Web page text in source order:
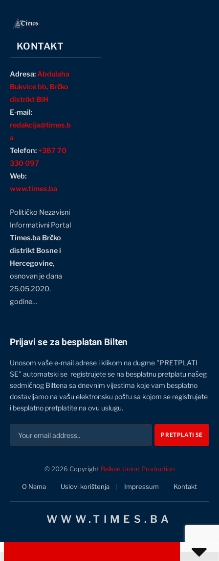
KONTAKT
Adresa:Abdulaha
Bukvice bb, Brčko
distrikt BiH
E-mail:
redakcija@times.b
a
Telefon:+387 70
330 097
Web:
www.times.ba
Političko Nezavisni
Informativni Portal
Times.ba Brčko
distrikt Bosne i
Hercegovine,
osnovan je dana
25.05.2020.
godine…
Prijavi se za besplatan Bilten
Unosom vaše e-mail adrese i klikom na dugme "PRETPLATI
SE" automatski se registrujete se na besplatnu pretplatu našeg
sedmičnog Biltena sa dnevnim vijestima koje vam besplatno
dostavljamo na vašu elektronsku poštu sa kojom se registrujete
i besplatno pretplatite na ovu uslugu.
© 2026 Copyright Balkan Union Production
O Nama Uslovi korištenja Impressum Kontakt
WWW.TIMES.BA